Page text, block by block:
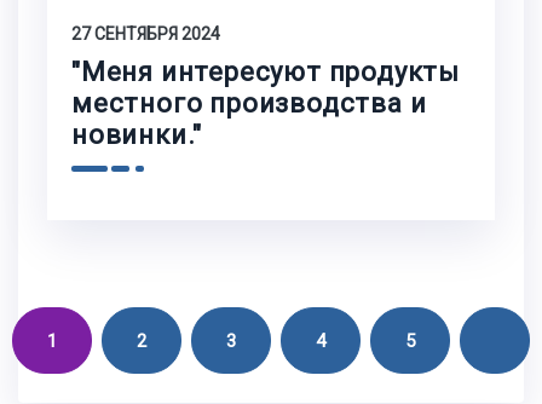
27 СЕНТЯБРЯ 2024
"Меня интересуют продукты
местного производства и
новинки."
1 2 3 4 5